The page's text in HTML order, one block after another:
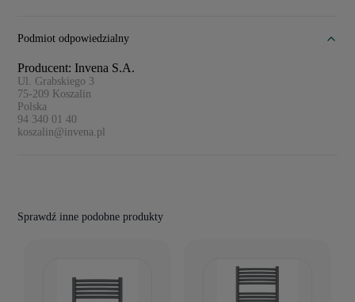
Podmiot odpowiedzialny
Producent: Invena S.A.
Ul. Grabskiego 3
75-209 Koszalin
Polska
94 340 01 40
koszalin@invena.pl
Sprawdź inne podobne produkty